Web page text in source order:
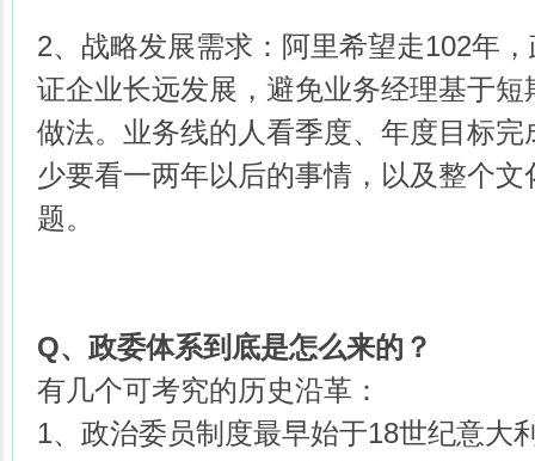
2、战略发展需求：阿里希望走102年
证企业长远发展，避免业务经理基于
做法。业务线的人看季度、年度目标
少要看一两年以后的事情，以及整个
题。
Q、 政委体系到底是怎么来的？
有几个可考究的历史沿革：
1、政治委员制度最早始于18世纪意大